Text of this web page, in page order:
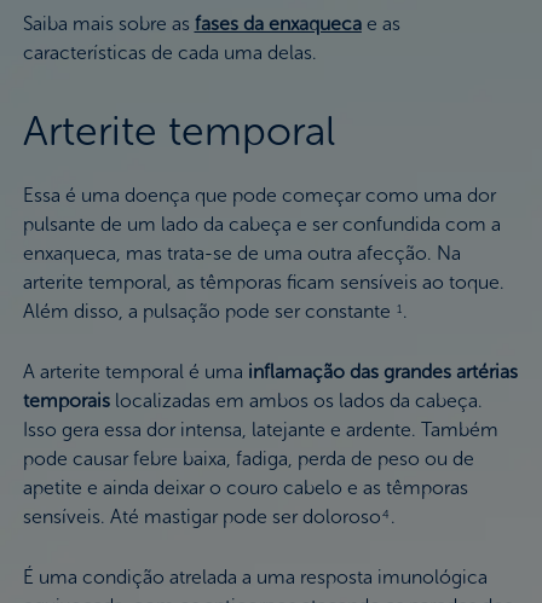
Saiba mais sobre as fases da enxaquecae as
características de cada uma delas.
Arterite temporal
Essa é uma doença que pode começar como uma dor
pulsante de um lado da cabeça e ser confundida com a
enxaqueca, mas trata-se de uma outra afecção. Na
arterite temporal, as têmporas ficam sensíveis ao toque.
Além disso, a pulsação pode ser constante 1 .
A arterite temporal é uma inflamação das grandes artérias
temporaislocalizadas em ambos os lados da cabeça.
Isso gera essa dor intensa, latejante e ardente. Também
pode causar febre baixa, fadiga, perda de peso ou de
apetite e ainda deixar o couro cabelo e as têmporas
sensíveis. Até mastigar pode ser doloroso4 .
É uma condição atrelada a uma resposta imunológica